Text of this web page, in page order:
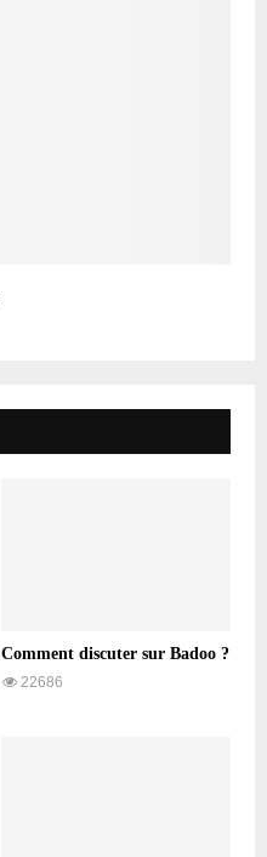
Comment discuter sur Badoo ?
22686